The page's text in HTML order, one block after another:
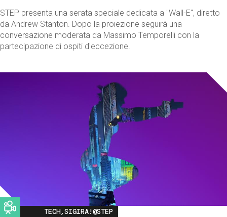
STEP presenta una serata speciale dedicata a "Wall-E", diretto
da Andrew Stanton. Dopo la proiezione seguirà una
conversazione moderata da Massimo Temporelli con la
partecipazione di ospiti d'eccezione.
Image
TECH,SIGIRA!@STEP